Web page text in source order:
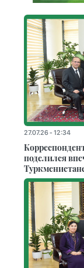
27.07.26 - 12:34
поделился